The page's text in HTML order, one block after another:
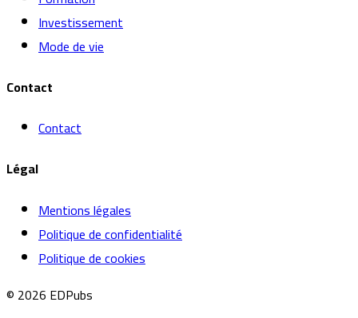
Investissement
Mode de vie
Contact
Contact
Légal
Mentions légales
Politique de confidentialité
Politique de cookies
© 2026 EDPubs